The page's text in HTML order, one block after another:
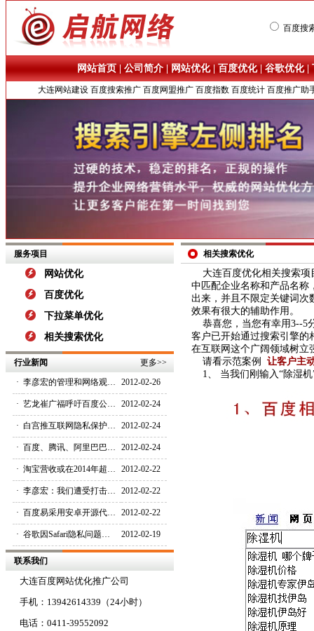
百度搜
网站首页 |公司简介 网站优化|百度优化|谷歌优化|
大连网站建设 百度搜索推广 百度网盟推广 百度指数 百度统计 百度推广助
服务项目
网站优化
百度优化
下拉菜单优化
相关搜索优化
行业新闻 更多>>
· 李彦宏的管理和网络观… 2012-02-26
· 艺龙崔广福呼吁百度公… 2012-02-24
· 白宫推互联网隐私保护… 2012-02-24
· 百度、腾讯、阿里巴巴… 2012-02-24
· 淘宝营收或在2014年超… 2012-02-22
· 李彦宏：我们遭受打击… 2012-02-22
· 百度易采用安卓开源代… 2012-02-22
· 谷歌因Safari隐私问题… 2012-02-19
联系我们
大连百度网站优化推广公司
手机：13942614339（24小时）
电话：0411-39552092
相关搜索优化
大连百度优化相关搜索项
中匹配企业名称和产品名称
出来，并且不限定关键词 次
效果有很大的辅助作用。
恭喜您，当您有幸用3--5
客户已开始通过搜索引擎的
在互联网这个广阔领域树立
请看示范案例 让客户主
1、 当我们刚输入“除湿